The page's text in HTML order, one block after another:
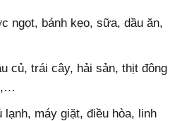
ngọt, bánh kẹo, sữa, dầu ăn,
củ, trái cây, hải sản, thịt đông
lạnh, máy giặt, điều hòa, linh